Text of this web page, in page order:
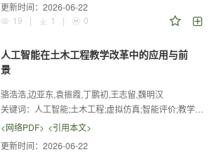
更新时间： 2026-06-22
19
| 1 | 0
人工智能在土木工程教学改革中的应用与前
景
骆浩浩,边亚东,袁振霞,丁鹏初,王志留,魏明汉
关键词： 人工智能;土木工程;虚拟仿真;智能评价;教学改革
<网络PDF> <引用本文>
更新时间： 2026-06-22